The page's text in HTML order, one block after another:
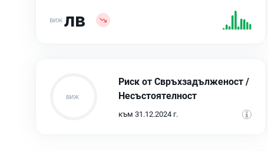
лв
Риск от Свръхзадълженост /
Несъстоятелност
към 31.12.2024 г.